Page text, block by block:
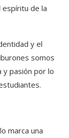
de la
y el
somos
y pasión por lo
marca una